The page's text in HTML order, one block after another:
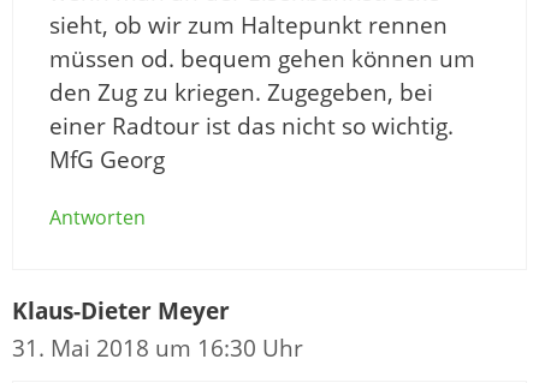
sieht, ob wir zum Haltepunkt rennen
müssen od. bequem gehen können um
den Zug zu kriegen. Zugegeben, bei
einer Radtour ist das nicht so wichtig.
MfG Georg
Antworten
Klaus-Dieter Meyer
31. Mai 2018 um 16:30 Uhr